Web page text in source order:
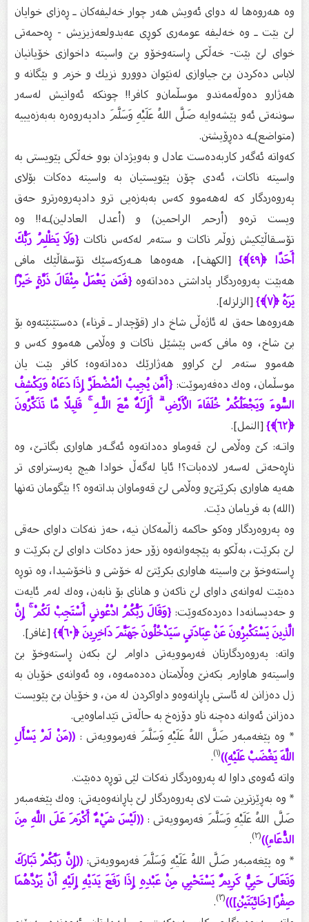
وە هەروەها لە دوای ئەویش هەر چوار خەلیفەكان ـ ڕەزای خوایان
لێ‌ بێت ـ وە خەلیفە عومەری كوڕی عەبدولعەزیزیش - ڕەحمەتی
خوای لێ‌ بێت- خەڵكی ڕاستەوخۆو بێ‌ واسیتە داخوازی خۆیانیان
لاباس دەكردن بێ‌ جیاوازی لەنێوان دوورو نزیك و خزم و بێگانە و
هەژارو دەوڵەمەندو موسڵمان‌و كافر!! چونكە ئەوانیش لەسەر
سوننەتی ئەو پێشەوایە صَلَّى اللهُ عَلَيْهِ وَسَلَّمَ دادپەروەرە بەبەزەیییە
(متواضع)ـە دەڕۆیشتن.
كەواتە ئەگەر كاربەدەست عادل و بەویژدان بوو خەڵكی پێویستی بە
واسیتە ناكات، ئەدی چۆن پێویستیان بە واسیتە دەكات بۆلای
پەروەردگار كە لەهەموو كەس بەبەزەیی ترو دادپەروەرترو حەق
ویست ترەو (أرحم الراحمين) و (أعدل العادلين)ـە!! وە
تۆسـقاڵێكیش زوڵم ناكات و ستەم لەكەس ناكات{وَلَا يَظْلِمُ رَبُّكَ
أَحَدًا ﴿٤٩﴾}
[الكهف]، هەوەها هـەركەسێك تۆسقاڵێك مافی
هەبێت پەروەردگار پاداشتی دەداتەوە{فَمَن يَعْمَلْ مِثْقَالَ ذَرَّةٍ خَيْرًا
يَرَهُ ﴿٧﴾}
[الزلزلە].
هەروەها حەق لە ئاژەڵی شاخ دار (قۆچدار ـ قرناء) دەستێنێتەوە بۆ
بێ‌ شاخ، وە مافی كەس پێشێل ناكات و وەڵامی هەموو كەس و
هەموو ستەم لێ‌ كراوو هەژارێك دەداتەوە؛ كافر بێت یان
موسڵمان، وەك دەفەرموێت:{أَمَّن يُجِيبُ الْمُضْطَرَّ إِذَا دَعَاهُ وَيَكْشِفُ
السُّوءَ وَيَجْعَلُكُمْ خُلَفَاءَ الْأَرْضِ ۗ أَإِلَـٰهٌ مَّعَ اللَّـهِ ۚ قَلِيلًا مَّا تَذَكَّرُونَ
﴾}[النمل].
واتـە: كێ‌ وەڵامی لێ‌ قەوماو دەداتەوە ئەگـەر هاواری بگاتـێ‌، وە
ناڕەحەتی لەسەر لادەبات؟! ئایا لەگەڵ خوادا هیچ پەرستراوی تر
هەیە هاواری بكرێتێ‌و وەڵامی لێ‌ قەوماوان بداتەوە ؟! بێگومان تەنها
(الله) بە فریامان دێت.
وە پەروەردگار وەكو حاكمە زاڵمەكان نیە، حەز نەكات داوای حەقی
لێ‌ بكرێت، بەڵكو بە پێچەوانەوە زۆر حەز دەكات داوای لێ‌ بكرێت و
ڕاستەوخۆ بێ‌ واسیتە هاواری بكرێتێ‌ لە خۆشی و ناخۆشیدا، وە توڕە
دەبێت لەوانەی داوای لێ‌ ناكەن و هانای بۆ نابەن، وەك لەم ئایەت
و حەدیسانەدا دەردەكەوێت:{وَقَالَ رَبُّكُمُ ادْعُونِي أَسْتَجِبْ لَكُمْ ۚ إِنَّ
الَّذِينَ يَسْتَكْبِرُونَ عَنْ عِبَادَتِي سَيَدْخُلُونَ جَهَنَّمَ دَاخِرِينَ ﴿٦٠﴾}
[غافر].
واتە: پەروەردگارتان فەرموویەتی داوام لێ‌ بكەن ڕاستەوخۆ بێ‌
واسیتەو هاوارم بكەنێ‌ وەڵامتان دەدەمەوە، وە ئەوانەی خۆیان بە
زل دەزانن لە ئاستی پاڕانەوەو داواكردن لە من، و خۆیان بێ‌ پێویست
دەزانن ئەوانە دەچنە ناو دۆزەخ بە حاڵەتی تێداماوەیی.
* وە پێغەمبەر صَلَّى اللهُ عَلَيْهِ وَسَلَّمَ فەرموویەتی : ((مَنْ لَمْ يَسْأَلِ
اللَّهَ يَغْضَبْ عَلَيْهِ))(١) .
واتە ئەوەی داوا لە پەروەردگار نەكات لێی توڕە دەبێت.
* وە بەڕێزترین شت لای پەروەردگار لێ‌ پاڕانەوەیەتی: وەك پێغەمبەر
صَلَّى اللهُ عَلَيْهِ وَسَلَّمَ فەرموویەتی :((لَيْسَ شَيْءٌ أَكْرَمَ عَلَى اللَّهِ مِنَ
الدُّعَاءِ))(٢) .
* وە پێغەمبەر صَلَّى اللهُ عَلَيْهِ وَسَلَّمَ فەرموویەتی:((إِنَّ رَبَّكُمْ تَبَارَكَ
وَتَعَالَى حَيِيٌّ كَرِيمٌ يَسْتَحْيِي مِنْ عَبْدِهِ إِذَا رَفَعَ يَدَيْهِ إِلَيْهِ أَنْ يَرُدَّهُمَا
صِفْرًا [خَائِبَتَيْنِ]))(٣) .